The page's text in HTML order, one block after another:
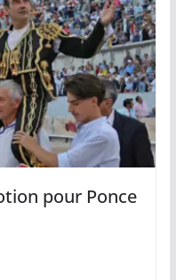
pour Ponce